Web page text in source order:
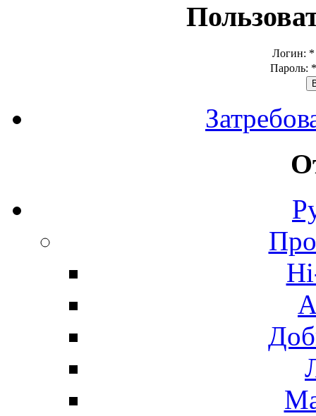
Логин: *
Пароль: *